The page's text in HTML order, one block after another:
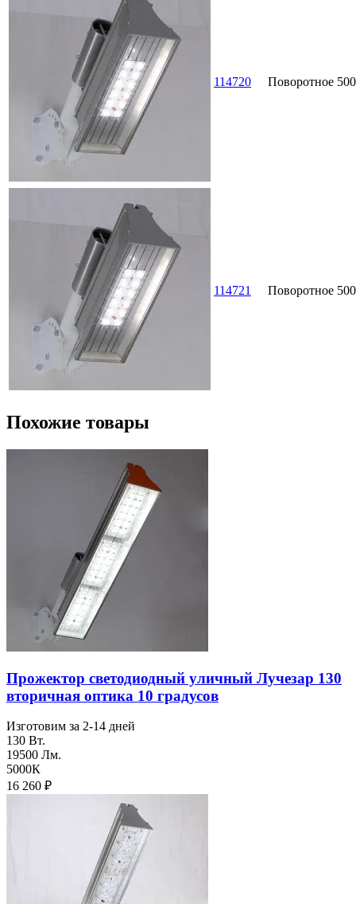
114720 Поворотное
114721 Поворотное
Похожие товары
Прожектор светодиодный уличный Лучезар 130
вторичная оптика 10 градусов
Изготовим за 2-14 дней
130 Вт.
19500 Лм.
5000К
16 260 ₽